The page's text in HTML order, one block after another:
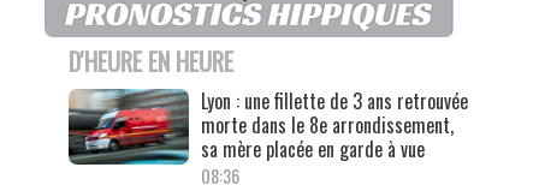
D'HEURE EN HEURE
Lyon : une fillette de 3 ans retrouvée
morte dans le 8e arrondissement,
sa mère placée en garde à vue
08:36